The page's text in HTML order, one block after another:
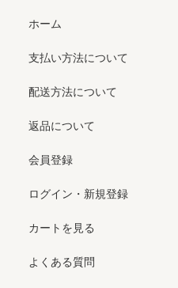
ホーム
支払い方法について
配送方法について
返品について
会員登録
ログイン・新規登録
カートを見る
よくある質問